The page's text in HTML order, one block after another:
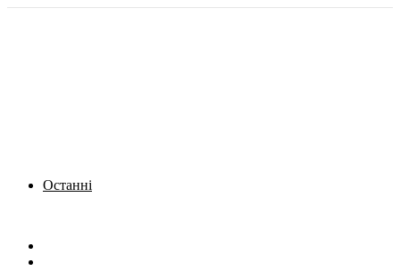
Останні